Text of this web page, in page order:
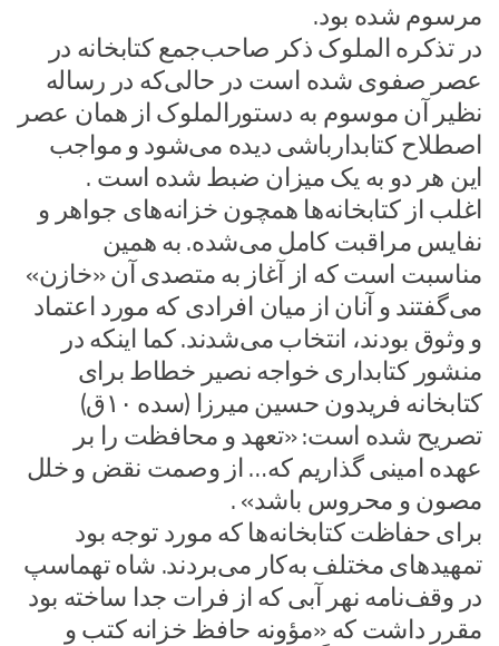
مرسوم شده بود.
در تذکره الملوک ذکر صاحب‌جمع کتابخانه در
عصر صفوی شده است در حالی‌که در رساله
نظیر آن موسوم به دستورالملوک از همان عصر
اصطلاح کتابدارباشی دیده می‌شود و مواجب
این هر دو به یک میزان ضبط شده است .
اغلب از کتابخانه‌ها همچون خزانه‌های جواهر و
نفایس مراقبت کامل می‌شده. به همین
مناسبت است که از آغاز به متصدی آن «خازن»
می‌گفتند و آنان از میان افرادی که مورد اعتماد
و وثوق بودند، انتخاب می‌شدند. کما اینکه در
منشور کتابداری خواجه نصیر خطاط برای
کتابخانه فریدون حسین میرزا (سده ۱۰ق)
تصریح شده است: «تعهد و محافظت را بر
عهده امینی گذاریم که… از وصمت نقض و خلل
مصون و محروس باشد» .
برای حفاظت کتابخانه‌ها که مورد توجه بود
تمهیدهای مختلف به‌کار می‌بردند. شاه تهماسپ
در وقف‌نامه نهر آبی که از فرات جدا ساخته بود
مقرر داشت که «مؤونه حافظ خزانه کتب و